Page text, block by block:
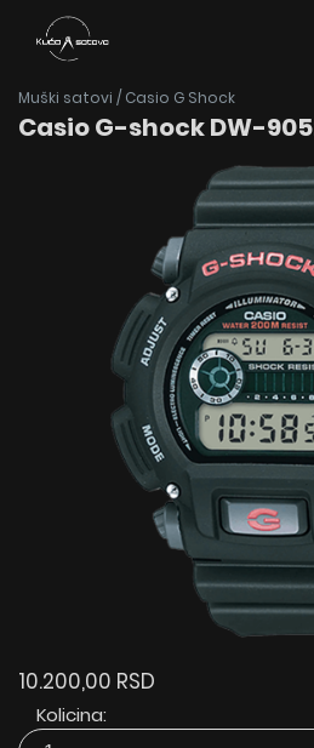
Muški satovi / Casio G Shock
Casio G-shock DW-
10.200,00 RSD
Kolicina: